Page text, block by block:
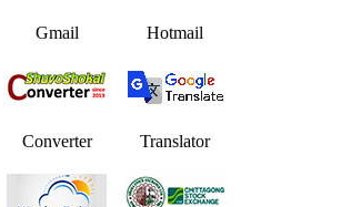
Gmail Hotmail
Converter Translator